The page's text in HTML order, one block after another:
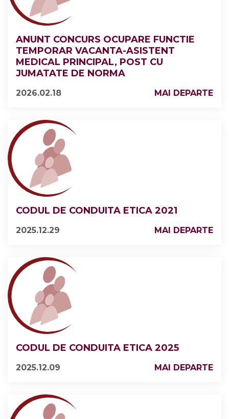
ANUNT CONCURS OCUPARE FUNCTIE
TEMPORAR VACANTA-ASISTENT
MEDICAL PRINCIPAL, POST CU
JUMATATE DE NORMA
2026.02.18 MAI DEPARTE
CODUL DE CONDUITA ETICA 2021
2025.12.29 MAI DEPARTE
CODUL DE CONDUITA ETICA 2025
2025.12.09 MAI DEPARTE